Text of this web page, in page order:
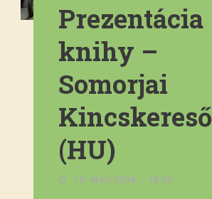
Prezentácia
knihy –
Somorjai
Kincskereső
(HU)
19. MÁJ 2026. , 18:00